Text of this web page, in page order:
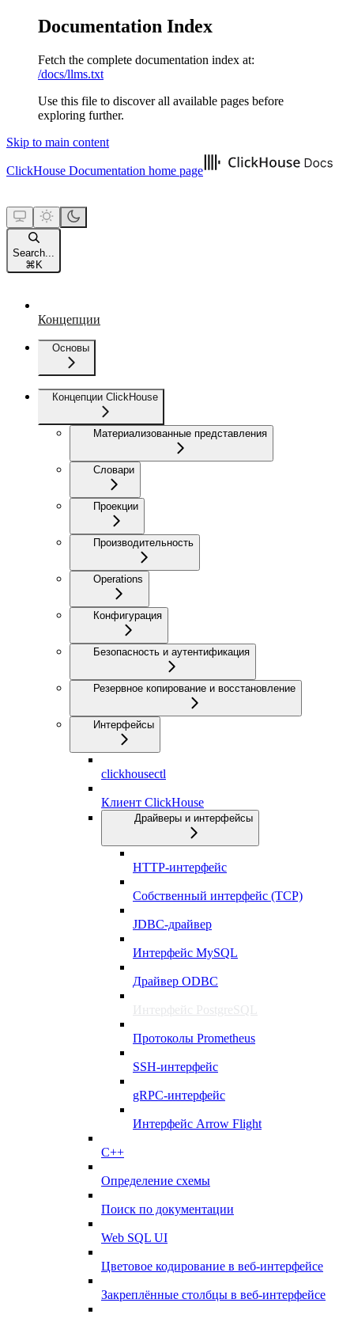
Documentation Index
Fetch the complete documentation index at:
/docs/llms.txt
Use this file to discover all available pages before
exploring further.
Skip to main content
ClickHouse Documentation home page
Search...
⌘ K
Концепции
Основы
Концепции ClickHouse
Материализованные представления
Словари
Проекции
Производительность
Operations
Конфигурация
Безопасность и аутентификация
Резервное копирование и восстановление
Интерфейсы
clickhousectl
Клиент ClickHouse
Драйверы и интерфейсы
HTTP-интерфейс
Собственный интерфейс (TCP)
JDBC-драйвер
Интерфейс MySQL
Драйвер ODBC
Интерфейс PostgreSQL
Протоколы Prometheus
SSH-интерфейс
gRPC-интерфейс
Интерфейс Arrow Flight
C++
Определение схемы
Поиск по документации
Web SQL UI
Цветовое кодирование в веб-интерфейсе
Закреплённые столбцы в веб-интерфейсе